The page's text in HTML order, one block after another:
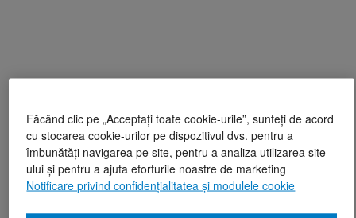
Făcând clic pe „Acceptați toate cookie-urile”, sunteți de acord
cu stocarea cookie-urilor pe dispozitivul dvs. pentru a
îmbunătăți navigarea pe site, pentru a analiza utilizarea site-
ului și pentru a ajuta eforturile noastre de marketing
Notificare privind confidențialitatea și modulele cookie